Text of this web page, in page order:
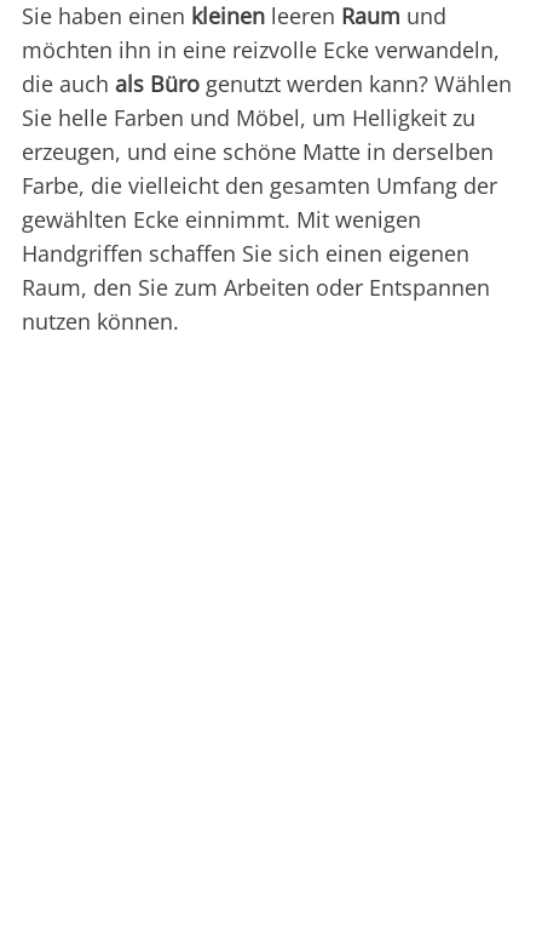
Sie haben einen kleinen leeren Raum und
möchten ihn in eine reizvolle Ecke verwandeln,
die auch als Büro genutzt werden kann? Wählen
Sie helle Farben und Möbel, um Helligkeit zu
erzeugen, und eine schöne Matte in derselben
Farbe, die vielleicht den gesamten Umfang der
gewählten Ecke einnimmt. Mit wenigen
Handgriffen schaffen Sie sich einen eigenen
Raum, den Sie zum Arbeiten oder Entspannen
nutzen können.